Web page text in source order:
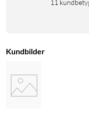
11
Kundbilder